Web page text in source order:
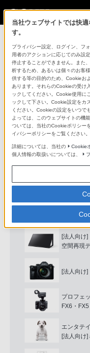
コ
プロフェッシ
するサポート
専用窓口のある業務
以下の製品・サービ
アイコンをクリック
業務用デ
[法人向け]
[法人向け]
空間再現
[法人向け]
プロフェ
FX6・
エンタテ
[法人向け]
当社ウェブサイトでは快
す。
プライバシー設定、ログイン、フ
用者のアクションに応じてのみ設
停止することができません。また
析するため、あるいは個々のお客
供する等の目的のため、Cookieお
あります。それらのCookieの受け
ックしてください。Cookie使用に
ックして下さい。Cookie設定をカ
ください。Cookieの設定をいつで
よっては、このウェブサイトの機
ついては、当社のCookieポリシー
イバシーポリシーをご覧ください。
詳細については、当社の Cookie
個人情報の取扱いについては、